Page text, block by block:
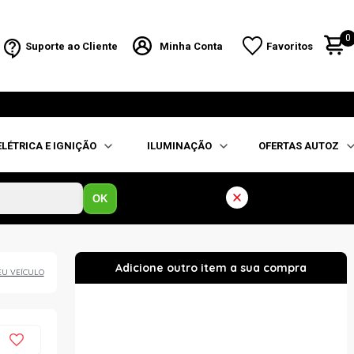
Suporte ao Cliente Minha Conta Favoritos
0
E IGNIÇÃO ILUMINAÇÃO OFERTAS AUTOZ
OK
VEÍCULO